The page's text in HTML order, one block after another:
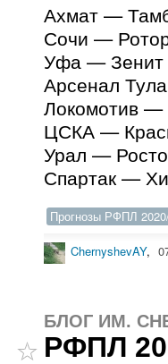
Ахмат —
Сочи —
Уфа — Зенит
Арсенал
Локомотив
ЦСКА —
Урал —
Спартак —
Прогнозы РФПЛ
ChernyshevAY,
БЛОГ ИМ.
РФПЛ